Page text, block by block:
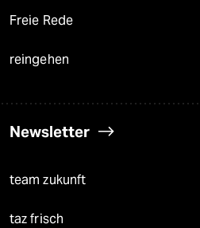
Freie Rede
reingehen
Newsletter
team zukunft
taz frisch